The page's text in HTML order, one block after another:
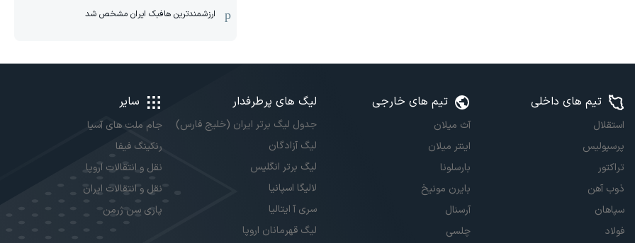
ارزشمندترین هافبک ایران مشخص شد
تیم های داخلی
استقلال
پرسپولیس
تراکتور
ذوب آهن
سپاهان
فولاد
تیم های خارجی
آث میلان
اینتر میلان
بارسلونا
بایرن مونیخ
آرسنال
چلسی
لیگ های پرطرفدار
جدول لیگ برتر ایران (خلیج فارس)
لیگ آزادگان
لیگ برتر انگلیس
لالیگا اسپانیا
سری آ ایتالیا
لیگ قهرمانان اروپا
سایر
جام ملت های آسیا
رنکینگ فیفا
نقل و انتقالات اروپا
نقل و انتقالات ایران
پاری سن ژرمن